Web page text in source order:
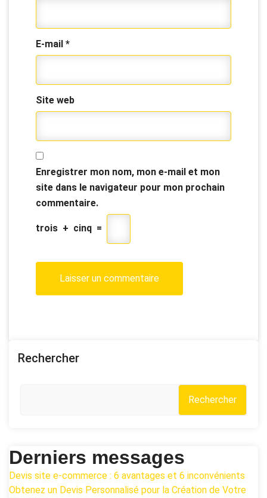
E-mail *
Site web
Enregistrer mon nom, mon e-mail et mon
site dans le navigateur pour mon prochain
commentaire.
trois + cinq =
Rechercher
Rechercher
Derniers messages
Devis site e-commerce : 6 avantages et 6 inconvénients
Obtenez un Devis Personnalisé pour la Création de Votre